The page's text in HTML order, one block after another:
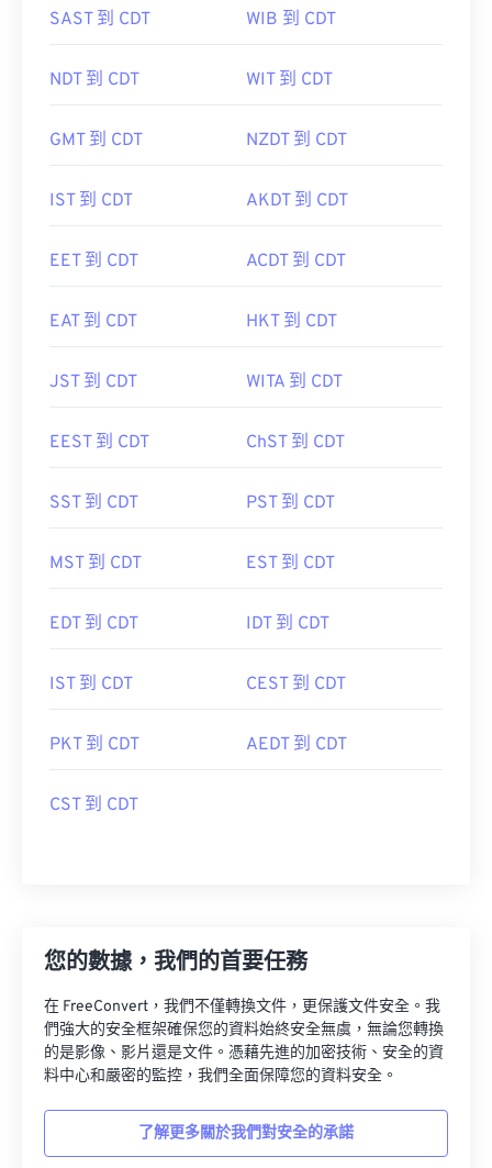
SAST 到 CDT WIB 到 CDT
NDT 到 CDT WIT 到 CDT
GMT 到 CDT NZDT 到 CDT
IST 到 CDT AKDT 到 CDT
EET 到 CDT ACDT 到 CDT
EAT 到 CDT HKT 到 CDT
JST 到 CDT WITA 到 CDT
EEST 到 CDT ChST 到 CDT
SST 到 CDT PST 到 CDT
MST 到 CDT EST 到 CDT
EDT 到 CDT IDT 到 CDT
IST 到 CDT CEST 到 CDT
PKT 到 CDT AEDT 到 CDT
CST 到 CDT
您的數據，我們的首要任務
在 FreeConvert，我們不僅轉換文件，更保護文件安全。我
們強大的安全框架確保您的資料始終安全無虞，無論您轉換
的是影像、影片還是文件。憑藉先進的加密技術、安全的資
料中心和嚴密的監控，我們全面保障您的資料安全。
了解更多關於我們對安全的承諾